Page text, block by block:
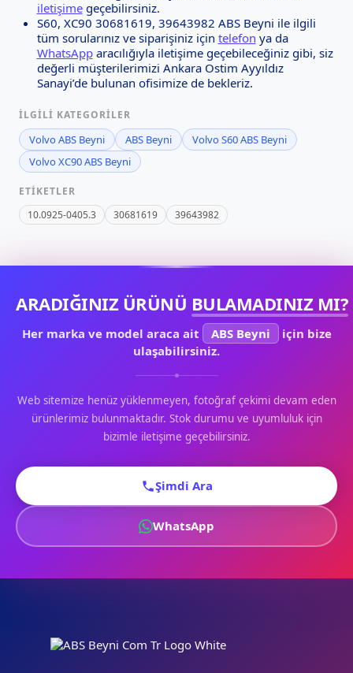
iletişimegeçebilirsiniz.
S60, XC90 30681619, 39643982 ABS Beyni ile ilgili
tüm sorularınız ve siparişiniz için telefon ya da
WhatsApparacılığıyla iletişime geçebileceğiniz gibi, siz
değerli müşterilerimizi Ankara Ostim Ayyıldız
Sanayi’de bulunan ofisimize de bekleriz.
İLGILI KATEGORILER
Volvo ABS Beyni ABS Beyni
Volvo S60 ABS Beyni
Volvo XC90 ABS Beyni
ETIKETLER
10.0925-0405.3
30681619 39643982
ARADIĞINIZ ÜRÜNÜ BULAMADINIZ MI?
Her marka ve model araca ait ABS Beyni
için bize
ulaşabilirsiniz.
Web sitemize henüz yüklenmeyen, fotoğraf çekimi devam eden
ürünlerimiz bulunmaktadır. Stok durumu ve uyumluluk için
bizimle iletişime geçebilirsiniz.
Şimdi Ara
WhatsApp